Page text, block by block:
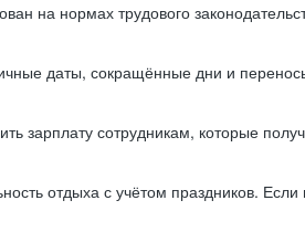
на нормах трудового
даты, сокращённые дни и
зарплату сотрудникам, которые
отдыха с учётом праздников.